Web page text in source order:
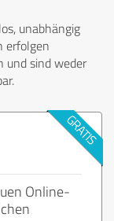
unabhängig
erfolgen
und sind weder
Online-